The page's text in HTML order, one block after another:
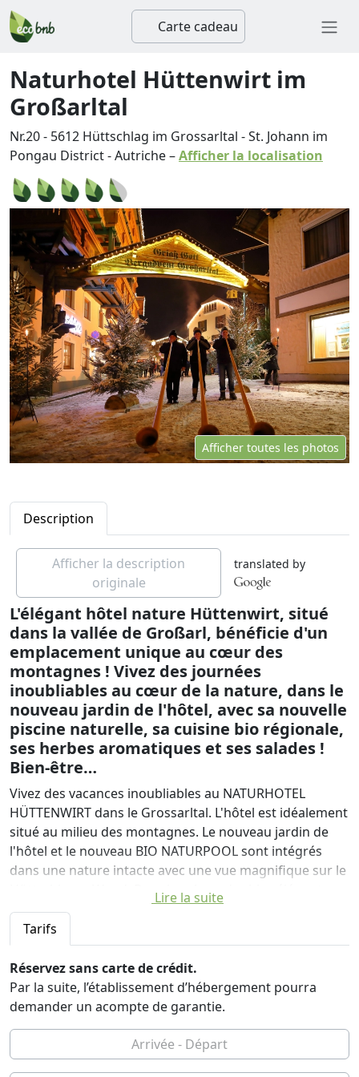
Carte cadeau
Naturhotel Hüttenwirt im
Großarltal
Nr.20- 5612 Hüttschlag im Grossarltal -St. Johann im
Pongau District-Autriche–Afficher la localisation
Afficher toutes les photos
Description
Afficher la description
originale
translated by
L'élégant hôtel nature Hüttenwirt, situé
dans la vallée de Großarl, bénéficie d'un
emplacement unique au cœur des
montagnes ! Vivez des journées
inoubliables au cœur de la nature, dans le
nouveau jardin de l'hôtel, avec sa nouvelle
piscine naturelle, sa cuisine bio régionale,
ses herbes aromatiques et ses salades !
Bien-être…
Vivez des vacances inoubliables au NATURHOTEL
HÜTTENWIRT dans le Grossarltal. L'hôtel est idéalement
situé au milieu des montagnes. Le nouveau jardin de
l'hôtel et le nouveau BIO NATURPOOL sont intégrés
dans une nature intacte avec une vue magnifique sur le
Hüttschlager Wand. Des chambres doubles élégantes
et confortables, des studios confortables et des suites
familiales avec vue sur les montagnes ou le jardin de
l'hôtel garantissent à nos clients un séjour merveilleux.
Le lit surélevé de 30 m de long est planté d'environ 20
types d'herbes différentes en été, et beaucoup d'entre
elles sont utilisées dans notre cuisine naturelle. Notre
participer gratuitement, mérite une attention
particulière. Des randonnées de yoga, des randonnées
Lire la suite
Tarifs
Réservez sans carte de crédit.
Par la suite, l’établissement d’hébergement pourra
demander un acompte de garantie.